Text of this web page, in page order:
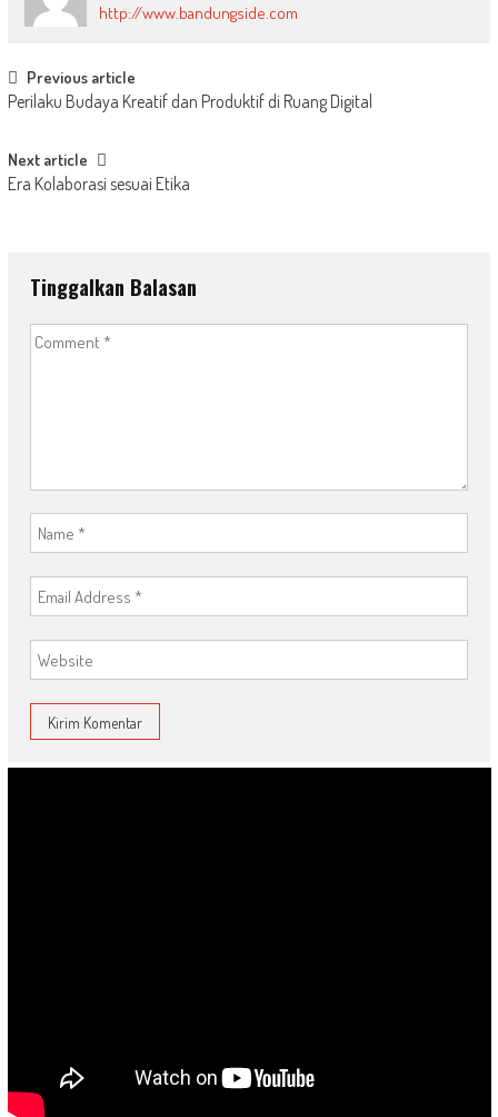
http://www.bandungside.com
Post
navigation
Previous article
Perilaku Budaya Kreatif dan Produktif di Ruang Digital
Next article
Era Kolaborasi sesuai Etika
Tinggalkan Balasan